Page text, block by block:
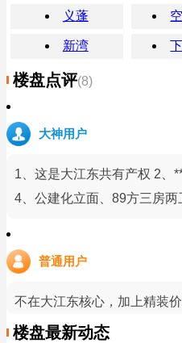
义蓬
新湾
楼盘点评(8)
大神用户
1、这是大江东共有产权 2、
4、公建化立面、89方三房两
普通用户
不在大江东核心，加上精装
楼盘最新动态